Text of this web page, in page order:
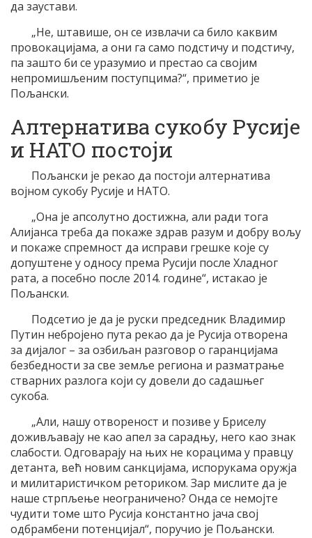
да заустави.
„Не, штавише, он се извлачи са било каквим
провокацијама, а они га само подстичу и подстичу,
па зашто би се уразумио и престао са својим
непромишљеним поступцима?“, приметио је
Пољански.
Алтернатива сукобу Русије
и НАТО постоји
Пољански је рекао да постоји алтернатива
војном сукобу Русије и НАТО.
„Она је апсолутно достижна, али ради тога
Алијанса треба да покаже здрав разум и добру вољу
и покаже спремност да исправи грешке које су
допуштене у односу према Русији после Хладног
рата, а посебно после 2014. године“, истакао је
Пољански.
Подсетио је да је руски председник Владимир
Путин небројено пута рекао да је Русија отворена
за дијалог – за озбиљан разговор о гаранцијама
безбедности за све земље региона и разматрање
стварних разлога који су довели до садашњег
сукоба.
„Али, нашу отвореност и позиве у Бриселу
доживљавају не као апел за сарадњу, него као знак
слабости. Одговарају на њих не корацима у правцу
детанта, већ новим санкцијама, испорукама оружја
и милитаристичком реториком. Зар мислите да је
наше стрпљење неограничено? Онда се немојте
чудити томе што Русија константно јача свој
одбрамбени потенцијал“, поручио је Пољански.